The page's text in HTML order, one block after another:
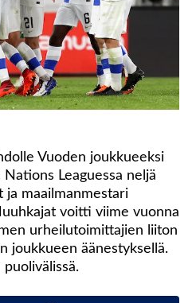
Vuoden joukkueeksi
Leaguessa neljä
ja maailmanmestari
voitti viime vuonna
urheilutoimittajien liiton
joukkueen äänestyksellä.